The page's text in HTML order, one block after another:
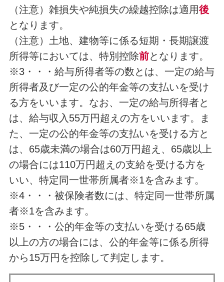
（注意）雑損失や純損失の繰越控除は適用後
となります。
（注意）土地、建物等に係る短期・長期譲渡
所得等においては、特別控除前となります。
※3・・・給与所得者等の数とは、一定の給与
所得者及び一定の公的年金等の支払いを受け
る方をいいます。なお、一定の給与所得者と
は、給与収入55万円超えの方をいいます。ま
た、一定の公的年金等の支払いを受ける方と
は、65歳未満の場合は60万円超え、65歳以上
の場合には110万円超えの支給を受ける方を
いい、特定同一世帯所属者※1を含みます。
※4・・・被保険者数には、特定同一世帯所属
者※1を含みます。
※5・・・公的年金等の支払いを受ける65歳
以上の方の場合には、公的年金等に係る所得
から15万円を控除して判定します。